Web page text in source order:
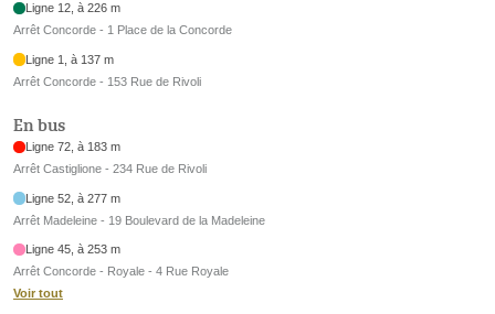
Ligne 12, à 226 m
Arrêt Concorde - 1 Place de la Concorde
Ligne 1, à 137 m
Arrêt Concorde - 153 Rue de Rivoli
En bus
Ligne 72, à 183 m
Arrêt Castiglione - 234 Rue de Rivoli
Ligne 52, à 277 m
Arrêt Madeleine - 19 Boulevard de la Madeleine
Ligne 45, à 253 m
Arrêt Concorde - Royale - 4 Rue Royale
Voir tout